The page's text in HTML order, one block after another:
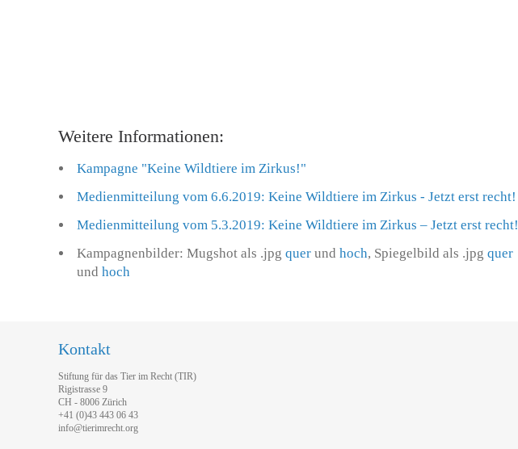
Weitere Informationen:
Kampagne "Keine Wildtiere im Zirkus!"
Medienmitteilung vom 6.6.2019: Keine Wildtiere im Zirkus - Jetzt erst recht!
Medienmitteilung vom 5.3.2019: Keine Wildtiere im Zirkus – Jetzt erst recht!
Kampagnenbilder: Mugshot als .jpg quer und hoch, Spiegelbild als .jpg quer
und hoch
Kontakt
Stiftung für das Tier im Recht (TIR)
Rigistrasse 9
CH - 8006 Zürich
+41 (0)43 443 06 43
info@tierimrecht.org